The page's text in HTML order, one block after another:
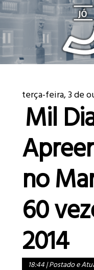
terça-feira, 3 de
Mil
no
60
2014
18:44|Postado e